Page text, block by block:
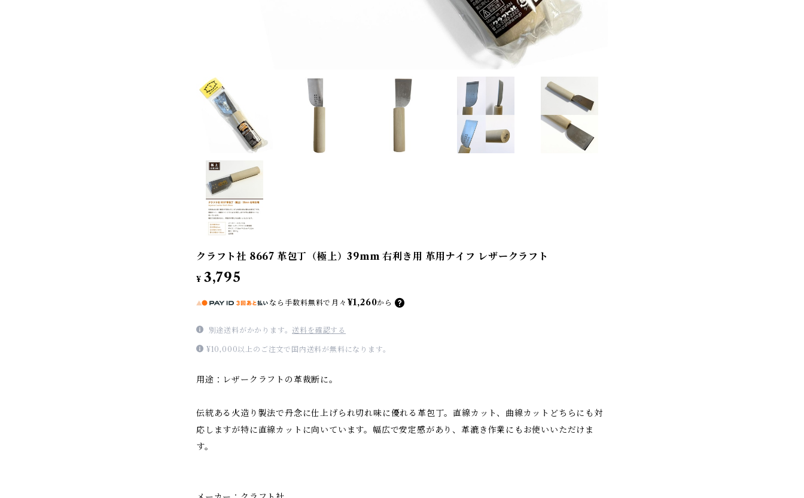
クラフト社 8667 革包丁（極上）39mm 右利き用 革用ナイフ レザークラフト
¥ 3,795
なら 手数料無料で 月々 ¥1,260から
別途送料がかかります。送料を確認する
¥10,000以上のご注文で国内送料が無料になります。
用途：レザークラフトの革裁断に。
伝統ある火造り製法で丹念に仕上げられ切れ味に優れる革包丁。直線カット、曲線カットどちらにも対
応しますが特に直線カットに向いています。幅広で安定感があり、革漉き作業にもお使いいただけま
す。